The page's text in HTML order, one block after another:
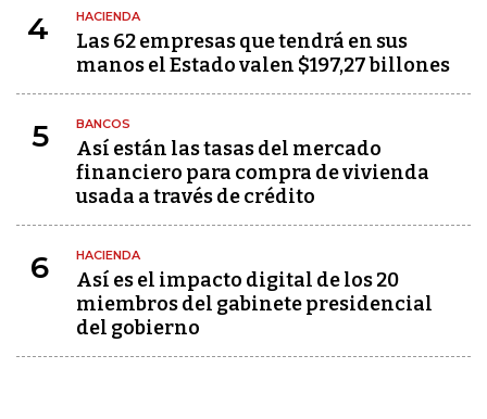
4 HACIENDA
Las 62 empresas que tendrá en sus
manos el Estado valen $197,27 billones
5 BANCOS
Así están las tasas del mercado
financiero para compra de vivienda
usada a través de crédito
6 HACIENDA
Así es el impacto digital de los 20
miembros del gabinete presidencial
del gobierno